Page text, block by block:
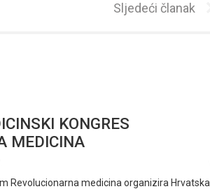
Sljedeći članak
KONGRES
MEDICINA
Revolucionarna medicina organizira Hrvatska